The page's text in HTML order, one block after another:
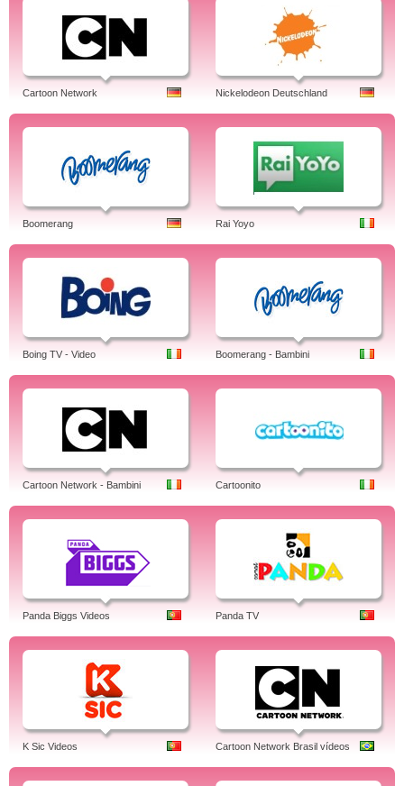
Cartoon Network Nickelodeon Deutschland
Boomerang Rai Yoyo
Boing TV - Video Boomerang - Bambini
Cartoon Network - Bambini Cartoonito
Panda Biggs Videos Panda TV
K Sic Videos Cartoon Network Brasil vídeos